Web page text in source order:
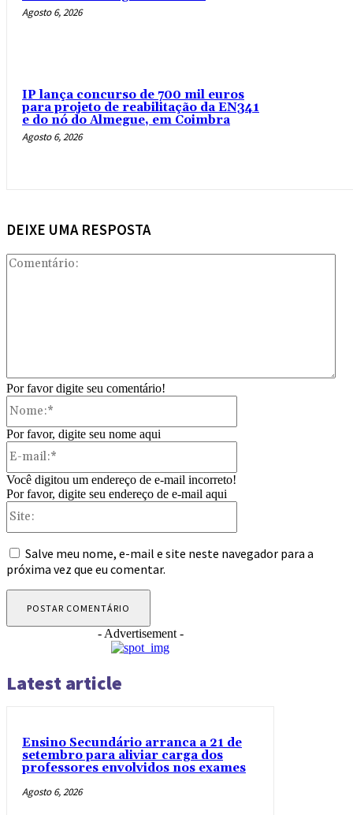
Agosto 6, 2026
IP lança concurso de 700 mil euros
para projeto de reabilitação da EN341
e do nó do Almegue, em Coimbra
Agosto 6, 2026
DEIXE UMA RESPOSTA
Por favor digite seu comentário!
Por favor, digite seu nome aqui
Você digitou um endereço de e-mail incorreto!
Por favor, digite seu endereço de e-mail aqui
Salve meu nome, e-mail e site neste navegador para a
próxima vez que eu comentar.
- Advertisement -
Latest article
Ensino Secundário arranca a 21 de
setembro para aliviar carga dos
professores envolvidos nos exames
Agosto 6, 2026